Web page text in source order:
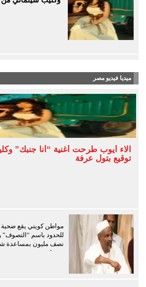
ميديا فيديو مصر
آلاء أيوب طرحت أغنية “أنا جنبك”
توقيع بتول عرفة
مواطن كويتي يقع ضحية
للحدود باسم “التصوف”
نصف مليون بمساعدة
سودانية